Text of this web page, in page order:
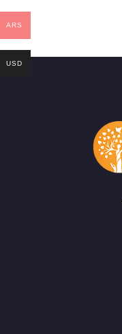
ARS
USD